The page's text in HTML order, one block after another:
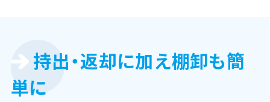
持出・返却に加え棚卸も簡
単に